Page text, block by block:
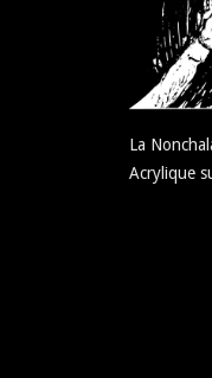
La
Acrylique